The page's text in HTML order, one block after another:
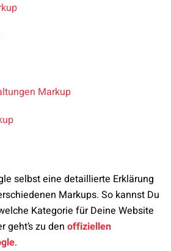
Markup
selbst eine detaillierte Erklärung
Markups. So kannst Du
Kategorie für Deine Website
zu den offiziellen
.